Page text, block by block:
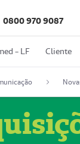
0800 970 9087
- LF Cliente